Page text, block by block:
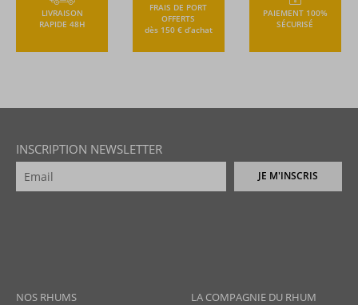
LIVRAISON
RAPIDE 48H
FRAIS DE PORT
OFFERTS
dès 150 € d’achat
PAIEMENT 100%
SÉCURISÉ
INSCRIPTION NEWSLETTER
JE M'INSCRIS
NOS RHUMS LA COMPAGNIE DU RHUM